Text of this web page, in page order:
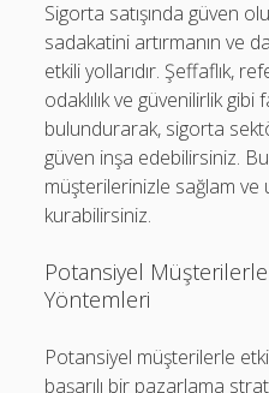
Sigorta satışında güven
sadakatini artırmanın ve
etkili yollarıdır. Şeffaflık,
odaklılık ve güvenilirlik
bulundurarak, sigorta
güven inşa edebilirsiniz.
müşterilerinizle sağlam ve
kurabilirsiniz.
Potansiyel
Yöntemleri
Potansiyel müşterilerle
başarılı bir pazarlama